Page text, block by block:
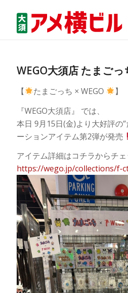
WEGO大須店 たまごっ
【 たまごっち × WEGO
】
『WEGO大須店』 では、
本日 9月15日(金)より大好評の
ーションアイテム第2弾が発売
アイテム詳細はコチラからチェ
https://wego.jp/collections/f-